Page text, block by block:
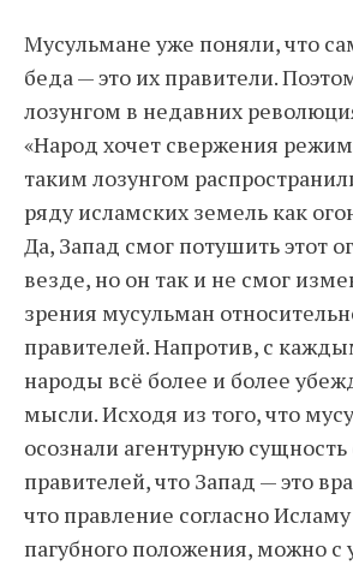
Мусульмане уже поняли, что
беда — это их правители.
лозунгом в недавних
«Народ хочет свержения
таким лозунгом
ряду исламских земель как
Да, Запад смог потушить этот
везде, но он так и не смог
зрения мусульман
правителей. Напротив, с
народы всё более и более
мысли. Исходя из того, что
осознали агентурную сущность
правителей, что Запад — это
что правление согласно
пагубного положения, можно с